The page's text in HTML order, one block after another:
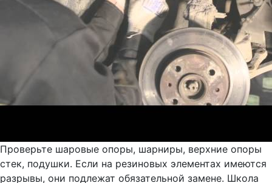
Проверьте шаровые опоры, шарниры, верхние опоры
стек, подушки. Если на резиновых элементах имеются
разрывы, они подлежат обязательной замене. Школа